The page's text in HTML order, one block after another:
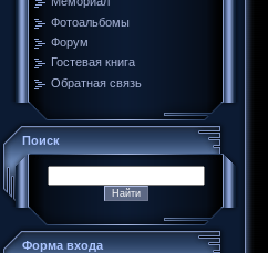
Фотоальбомы
Форум
Гостевая книга
Обратная связь
Поиск
Форма входа